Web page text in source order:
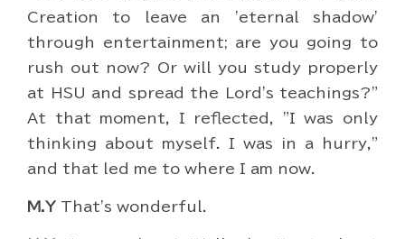
Creation to leave an 'eternal shadow'
through entertainment; are you going to
rush out now? Or will you study properly
at HSU and spread the Lord's teachings?"
At that moment, I reflected, "I was only
thinking about myself. I was in a hurry,"
and that led me to where I am now.
M.Y That's wonderful.